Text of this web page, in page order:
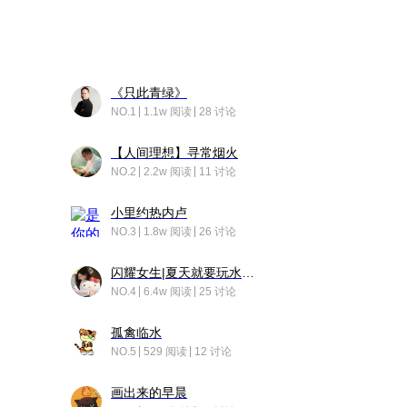
《只此青绿》
NO.1 1.1w 阅读 28 讨论
【人间理想】寻常烟火
NO.2 2.2w 阅读 11 讨论
小里约热内卢
NO.3 1.8w 阅读 26 讨论
NO.4 6.4w 阅读 25 讨论
孤禽临水
NO.5 529 阅读 12 讨论
画出来的早晨